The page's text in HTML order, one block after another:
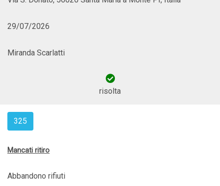
29/07/2026
Miranda Scarlatti
risolta
325
Mancati ritiro
Abbandono rifiuti